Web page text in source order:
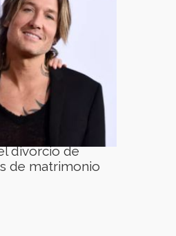
divorcio de
de matrimonio